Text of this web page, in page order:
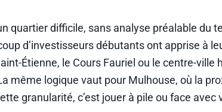
quartier difficile, sans analyse préalable du
d’investisseurs débutants ont apprise à
Étienne, le Cours Fauriel ou le centre-
même logique vaut pour Mulhouse, où la
granularité, c’est jouer à pile ou face avec